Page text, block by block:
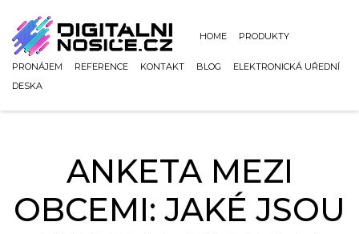
HOME PRODUKTY
PRONÁJEM REFERENCE KONTAKT BLOG
ELEKTRONICKÁ UŘEDNÍ
DESKA
ANKETA MEZI
OBCEMI: JAKÉ JSOU